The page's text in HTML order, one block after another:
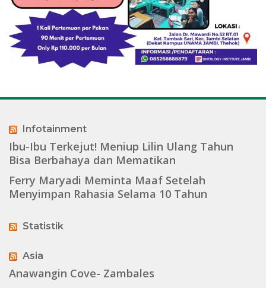
Infotainment
Ibu-Ibu Terkejut! Meniup Lilin Ulang Tahun
Bisa Berbahaya dan Mematikan
Ferry Maryadi Meminta Maaf Setelah
Menyimpan Rahasia Selama 10 Tahun
Statistik
Asia
Anawangin Cove- Zambales